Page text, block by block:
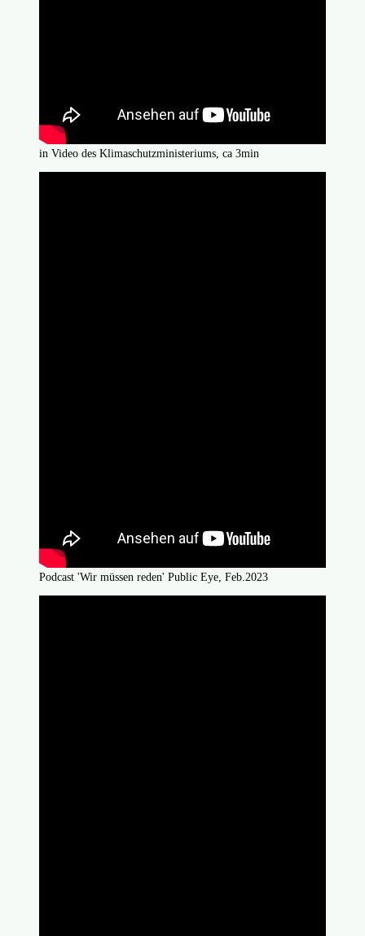
in Video des Klimaschutzministeriums, ca 3min
Podcast 'Wir müssen reden' Public Eye, Feb.2023